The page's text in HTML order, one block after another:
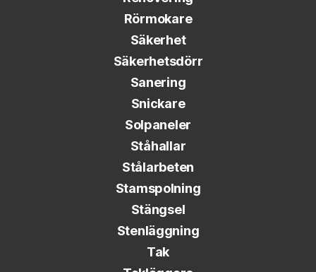
Rörmokare
Säkerhet
Säkerhetsdörr
Sanering
Snickare
Solpaneler
Ståhallar
Stålarbeten
Stamspolning
Stängsel
Stenläggning
Tak